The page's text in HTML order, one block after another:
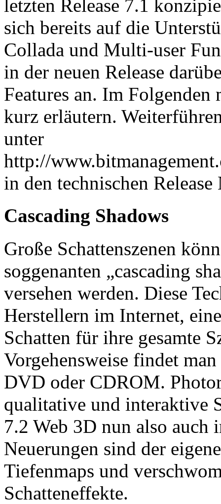
letzten Release 7.1
sich bereits auf die
Collada und Multi-user
in der neuen Release
Features an. Im
kurz erläutern.
unter
http://
in den technischen Release
Cascading Shadows
Große Schattenszenen
soggenanten „cascading
versehen werden. Diese
Herstellern im Internet,
Schatten für ihre gesamte
Vorgehensweise findet
DVD oder CDROM.
qualitative und interaktive
7.2 Web 3D nun also auch
Neuerungen sind der
Tiefenmaps und
Schatteneffekte.